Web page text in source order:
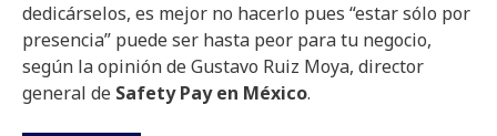
dedicárselos, es mejor no hacerlo pues “estar sólo por
presencia” puede ser hasta peor para tu negocio,
según la opinión de Gustavo Ruiz Moya, director
general de Safety Pay en México.